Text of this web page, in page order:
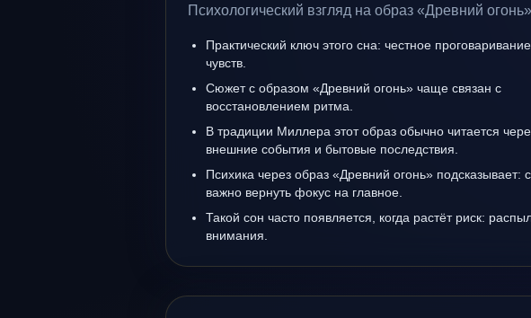
Психологический взгляд на образ «Древний
Практический ключ этого сна: честное проговаривание
чувств.
Сюжет с образом «Древний огонь» чаще связан с
восстановлением ритма.
В традиции Миллера этот образ обычно читается
внешние события и бытовые последствия.
Психика через образ «Древний огонь» подсказывает:
важно вернуть фокус на главное.
Такой сон часто появляется, когда растёт риск:
внимания.